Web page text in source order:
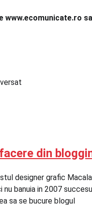
din
designer grafic
nu banuia in 2007
sa se bucure blogul